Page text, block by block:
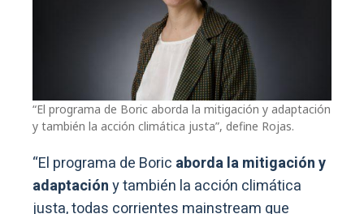
“El programa de Boric aborda la mitigación y adaptación
y también la acción climática justa”, define Rojas.
“El programa de Boric aborda la mitigación y
adaptacióny también la acción climática
justa, todas corrientes mainstream que